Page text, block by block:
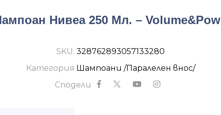
Нивеа 250 Мл. –
SKU: 328762893057133280
Категория Шампоани /Паралелен внос/
Сподели